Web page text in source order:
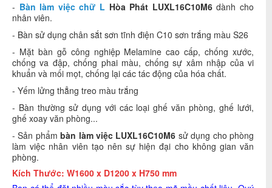
- Bàn làm việc chữ L Hòa Phát LUXL16C10M6dành cho
nhân viên.
- Bàn sử dụng chân sắt sơn tĩnh điện C10 sơn trắng màu S26
- Mặt bàn gỗ công nghiệp Melamine cao cấp, chống xước,
chống va đập, chống phai màu, chống sự xâm nhập của vi
khuẩn và mối mọt, chống lại các tác động của hóa chất.
- Yếm lửng thẳng treo màu trắng
- Bàn thường sử dụng với các loại ghế văn phòng, ghế lưới,
ghế xoay văn phòng...
- Sản phẩmbàn làm việc LUXL16C10M6 sử dụng cho phòng
làm việc nhân viên tạo nên sự hiện đại cho không gian văn
phòng.
Kích Thước: W1600 x D1200 x H750 mm